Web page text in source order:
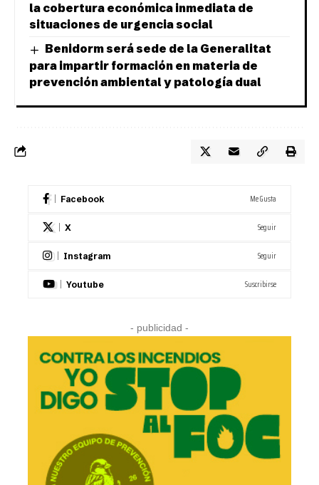
la cobertura económica inmediata de
situaciones de urgencia social
Benidorm será sede de la Generalitat
para impartir formación en materia de
prevención ambiental y patología dual
Facebook Me Gusta
X Seguir
Instagram Seguir
Youtube Suscribirse
- publicidad -